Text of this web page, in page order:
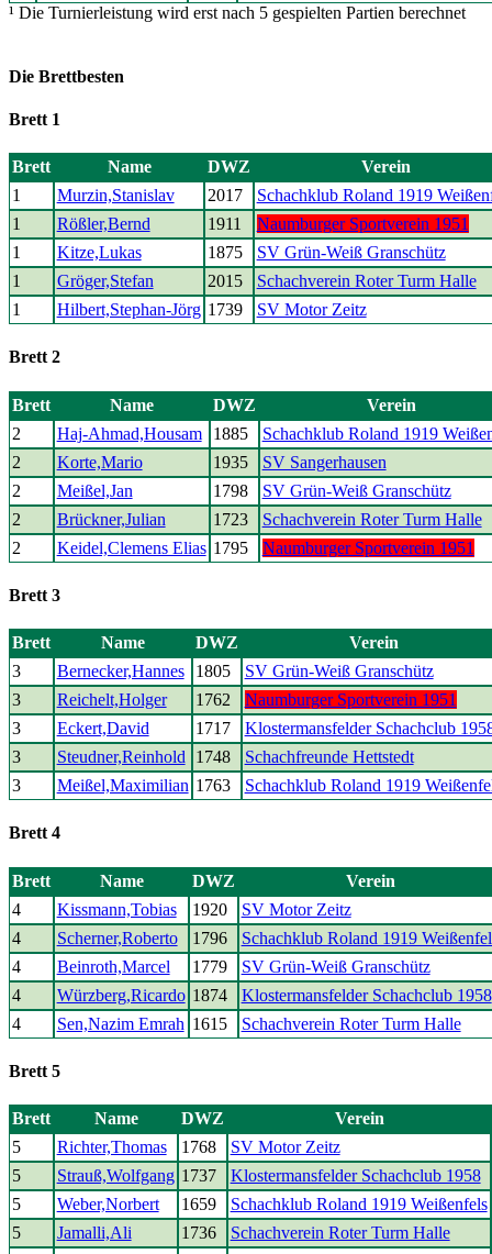
¹ Die Turnierleistung wird erst nach 5 gespielten Partien berechnet
Die Brettbesten
Brett 1
Brett Name DWZ
Verein
1
Murzin,Stanislav 2017
Schachklub Roland 1919
1
Rößler,Bernd 1911
Naumburger Sportverein 1951
1
Kitze,Lukas 1875
SV Grün-Weiß Granschütz
1
Gröger,Stefan 2015
Schachverein Roter Turm Halle
1
Hilbert,Stephan-Jörg 1739 SV Motor Zeitz
Brett 2
Brett Name DWZ
Verein
2
Haj-Ahmad,Housam 1885
Schachklub Roland 1919
2
Korte,Mario 1935
SV Sangerhausen
2
Meißel,Jan 1798
SV Grün-Weiß Granschütz
2
Brückner,Julian 1723
Schachverein Roter Turm Halle
2
Keidel,Clemens Elias 1795 Naumburger Sportverein 1951
Brett 3
Brett Name DWZ
Verein
3
Bernecker,Hannes 1805
SV Grün-Weiß Granschütz
3
Reichelt,Holger 1762
Naumburger Sportverein 1951
3
Eckert,David 1717
Klostermansfelder Schachclub
3
Steudner,Reinhold 1748
Schachfreunde Hettstedt
3
Meißel,Maximilian 1763 Schachklub Roland 1919
Brett 4
Brett Name DWZ
Verein
4
Kissmann,Tobias 1920
SV Motor Zeitz
4
Scherner,Roberto 1796
Schachklub Roland 1919
4
Beinroth,Marcel 1779
SV Grün-Weiß Granschütz
4
Würzberg,Ricardo 1874
Klostermansfelder Schachclub 1958
4
Sen,Nazim Emrah 1615 Schachverein Roter Turm Halle
Brett 5
Brett Name DWZ
Verein
5
Richter,Thomas 1768
SV Motor Zeitz
5
Strauß,Wolfgang 1737
Klostermansfelder Schachclub 1958
5
Weber,Norbert 1659
Schachklub Roland 1919 Weißenfels
5
Jamalli,Ali 1736
Schachverein Roter Turm Halle